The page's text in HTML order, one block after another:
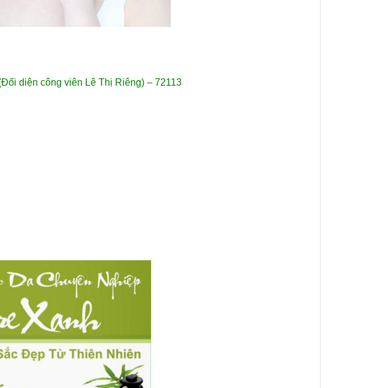
diện công viên Lê Thị Riêng) – 72113